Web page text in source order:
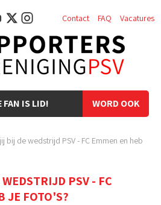
WORD OOK
FAN IS LID!
Contact FAQ Vacatures
bij de wedstrijd PSV - FC Emmen en heb
PSV - FC
JE FOTO'S?